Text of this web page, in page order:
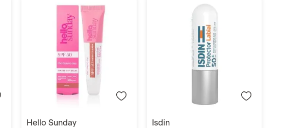
hello sunday isdin